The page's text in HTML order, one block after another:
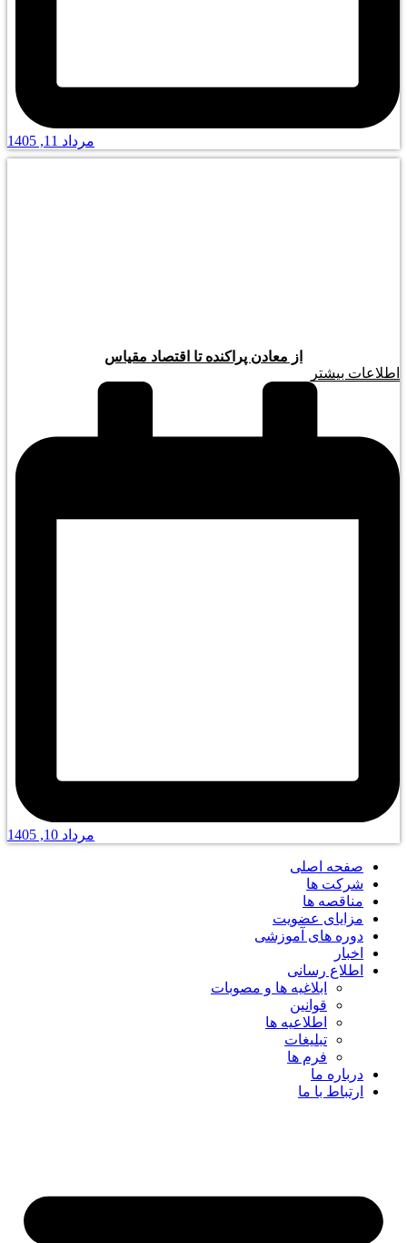
مرداد 11, 1405
از معادن پراکنده تا اقتصاد مقیاس
اطلاعات بیشتر
مرداد 10, 1405
صفحه اصلی
شرکت ها
مناقصه ها
مزایای عضویت
دوره های آموزشی
اخبار
اطلاع رسانی
ابلاغیه ها و مصوبات
قوانین
اطلاعیه ها
تبلیغات
فرم ها
درباره ما
ارتباط با ما